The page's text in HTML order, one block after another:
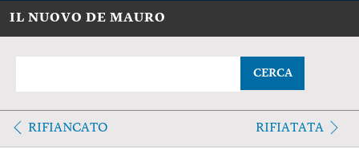
IL NUOVO DE MAURO
CERCA
RIFIANCATO RIFIATATA